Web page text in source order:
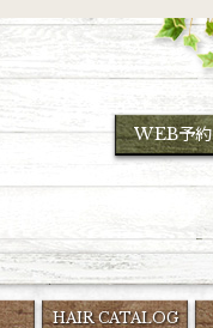
WEB予約
HAIR CATALOG